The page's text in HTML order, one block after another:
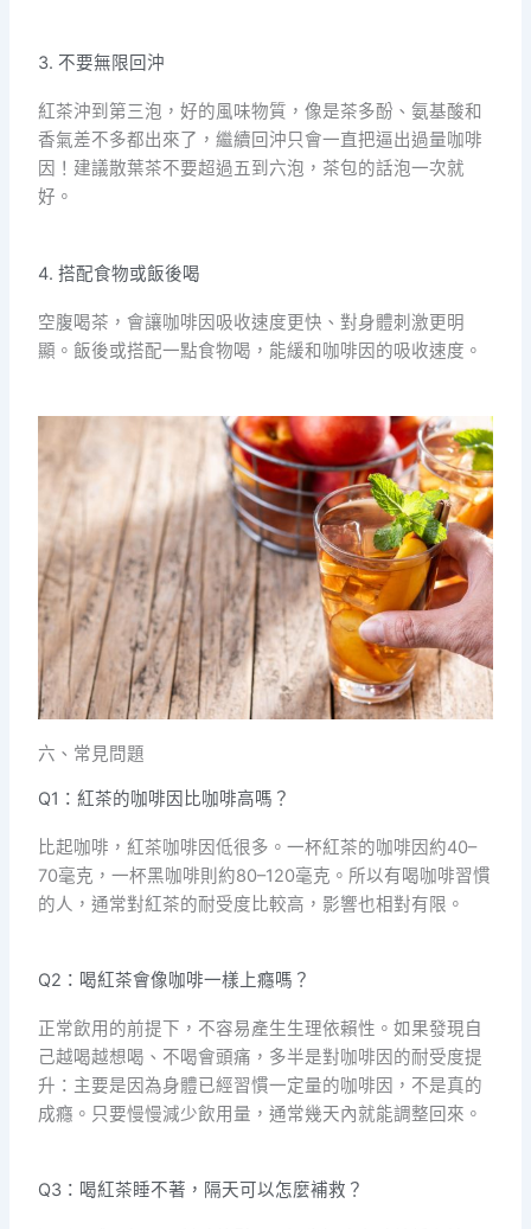
3. 不要無限回沖
紅茶沖到第三泡，好的風味物質，像是茶多酚、氨基酸和
香氣差不多都出來了，繼續回沖只會一直把逼出過量咖啡
因！建議散葉茶不要超過五到六泡，茶包的話泡一次就
好。
4. 搭配食物或飯後喝
空腹喝茶，會讓咖啡因吸收速度更快、對身體刺激更明
顯。飯後或搭配一點食物喝，能緩和咖啡因的吸收速度。
六、常見問題
Q1：紅茶的咖啡因比咖啡高嗎？
比起咖啡，紅茶咖啡因低很多。一杯紅茶的咖啡因約40–
70毫克，一杯黑咖啡則約80–120毫克。所以有喝咖啡習慣
的人，通常對紅茶的耐受度比較高，影響也相對有限。
Q2：喝紅茶會像咖啡一樣上癮嗎？
正常飲用的前提下，不容易產生生理依賴性。如果發現自
己越喝越想喝、不喝會頭痛，多半是對咖啡因的耐受度提
升：主要是因為身體已經習慣一定量的咖啡因，不是真的
成癮。只要慢慢減少飲用量，通常幾天內就能調整回來。
Q3：喝紅茶睡不著，隔天可以怎麼補救？